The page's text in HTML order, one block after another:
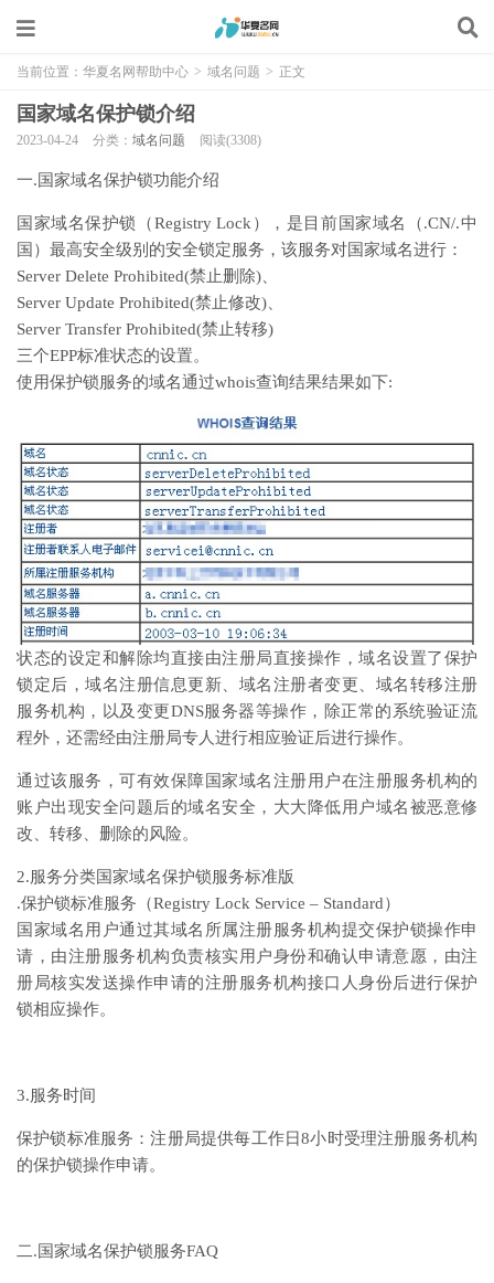
当前位置： 华夏名网帮助中心 > 域名问题 > 正文
国家域名保护锁介绍
2023-04-24 分类： 域名问题 阅读(3308)
一.国家域名保护锁功能介绍
国家域名保护锁（Registry Lock），是目前国家域名（.CN/.中
国）最高安全级别的安全锁定服务，该服务对国家域名进行：
Server Delete Prohibited(禁止删除)、
Server Update Prohibited(禁止修改)、
Server Transfer Prohibited(禁止转移)
三个EPP标准状态的设置。
使用保护锁服务的域名通过whois查询结果结果如下:
状态的设定和解除均直接由注册局直接操作，域名设置了保护
锁定后，域名注册信息更新、域名注册者变更、域名转移注册
服务机构，以及变更DNS服务器等操作，除正常的系统验证流
程外，还需经由注册局专人进行相应验证后进行操作。
通过该服务，可有效保障国家域名注册用户在注册服务机构的
账户出现安全问题后的域名安全，大大降低用户域名被恶意修
改、转移、删除的风险。
2.服务分类国家域名保护锁服务标准版
.保护锁标准服务（Registry Lock Service – Standard）
国家域名用户通过其域名所属注册服务机构提交保护锁操作申
请，由注册服务机构负责核实用户身份和确认申请意愿，由注
册局核实发送操作申请的注册服务机构接口人身份后进行保护
锁相应操作。
3.服务时间
保护锁标准服务：注册局提供每工作日8小时受理注册服务机构
的保护锁操作申请。
二.国家域名保护锁服务FAQ